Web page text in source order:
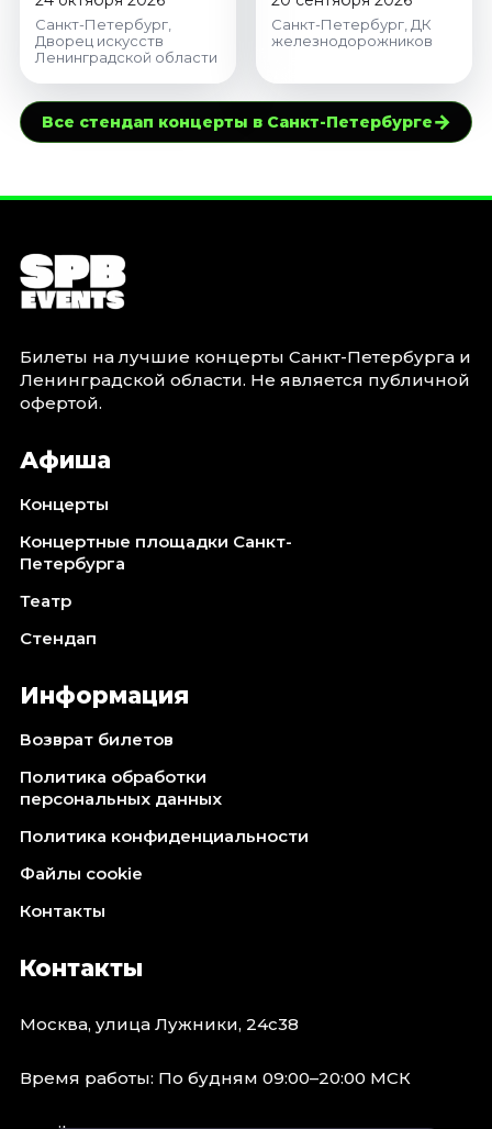
Санкт-Петербург,
Дворец искусств
Ленинградской области
Санкт-Петербург, ДК
железнодорожников
Все стендап концерты в Санкт-Петербурге→
Билеты на лучшие концерты Санкт-Петербурга и
Ленинградской области. Не является публичной
офертой.
Афиша
Концерты
Концертные площадки Санкт-
Петербурга
Театр
Стендап
Информация
Возврат билетов
Политика обработки
персональных данных
Политика конфиденциальности
Файлы cookie
Контакты
Контакты
Москва, улица Лужники, 24с38
Время работы: По будням 09:00–20:00 МСК